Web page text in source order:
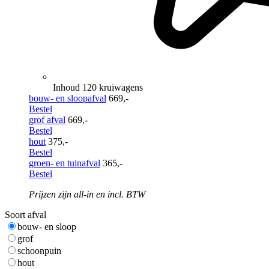
Inhoud 120 kruiwagens
bouw- en sloopafval 669,-
Bestel
grof afval 669,-
Bestel
hout 375,-
Bestel
groen- en tuinafval 365,-
Bestel
Prijzen zijn all-in en incl. BTW
Soort afval
bouw- en sloop
grof
schoonpuin
hout